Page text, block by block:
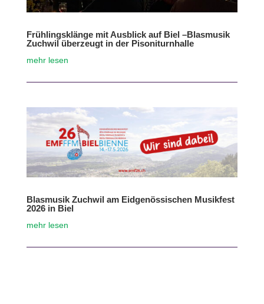
Frühlingsklänge mit Ausblick auf Biel –Blasmusik
Zuchwil überzeugt in der Pisoniturnhalle
mehr lesen
Blasmusik Zuchwil am Eidgenössischen Musikfest
2026 in Biel
mehr lesen